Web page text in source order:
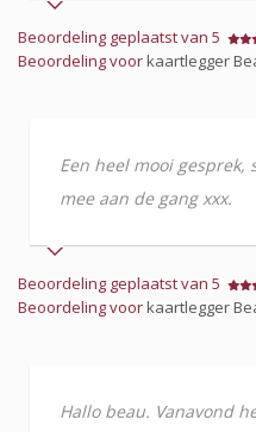
Beoordeling geplaatst van 5
Beoordeling voorkaartlegger
Een heel mooi
mee aan de gang xxx.
Beoordeling geplaatst van 5
Beoordeling voorkaartlegger
Hallo beau. Vanavond